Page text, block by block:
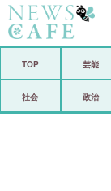
TOP 芸能
社会 政治